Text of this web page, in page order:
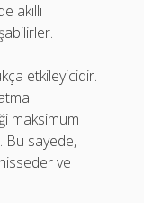
akıllı
etkileyicidir.
maksimum
Bu sayede,
ve